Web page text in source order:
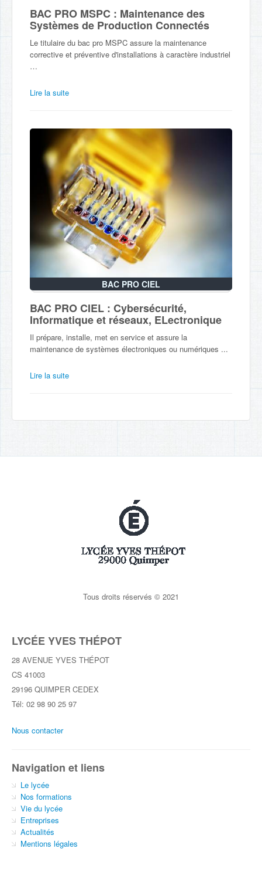
BAC PRO MSPC : Maintenance des
Systèmes de Production Connectés
Le titulaire du bac pro MSPC assure la maintenance
corrective et préventive d'installations à caractère industriel
…
Lire la suite
BAC PRO CIEL
BAC PRO CIEL : Cybersécurité,
Informatique et réseaux, ELectronique
Il prépare, installe, met en service et assure la
maintenance de systèmes électroniques ou numériques ...
Lire la suite
Tous droits réservés © 2021
LYCÉE YVES THÉPOT
28 AVENUE YVES THÉPOT
CS 41003
29196 QUIMPER CEDEX
Tél: 02 98 90 25 97
Nous contacter
Navigation et liens
Le lycée
Nos formations
Vie du lycée
Entreprises
Actualités
Mentions légales